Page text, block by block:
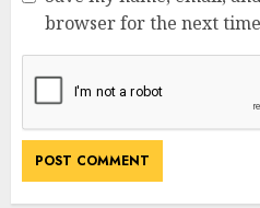
browser for the next